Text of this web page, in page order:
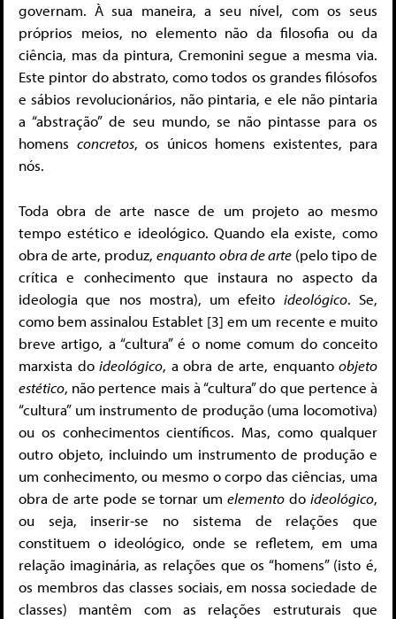
governam. À sua maneira, a seu nível, com os seus
próprios meios, no elemento não da filosofia ou da
ciência, mas da pintura, Cremonini segue a mesma via.
Este pintor do abstrato, como todos os grandes filósofos
e sábios revolucionários, não pintaria, e ele não pintaria
a “abstração” de seu mundo, se não pintasse para os
homens concretos, os únicos homens existentes, para
nós.
Toda obra de arte nasce de um projeto ao mesmo
tempo estético e ideológico. Quando ela existe, como
obra de arte, produz,enquanto obra de arte(pelo tipo de
crítica e conhecimento que instaura no aspecto da
ideologia que nos mostra), um efeito ideológico. Se,
como bem assinalou Establet [3] em um recente e muito
breve artigo, a “cultura” é o nome comum do conceito
marxista do ideológico, a obra de arte, enquanto objeto
estético, não pertence mais à “cultura” do que pertence à
“cultura” um instrumento de produção (uma locomotiva)
ou os conhecimentos científicos. Mas, como qualquer
outro objeto, incluindo um instrumento de produção e
um conhecimento, ou mesmo o corpo das ciências, uma
obra de arte pode se tornar umelemento doideológico,
ou seja, inserir-se no sistema de relações que
constituem o ideológico, onde se refletem, em uma
relação imaginária, as relações que os “homens” (isto é,
os membros das classes sociais, em nossa sociedade de
classes) mantêm com as relações estruturais que